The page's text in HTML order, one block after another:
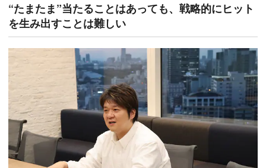
“たまたま”当たることはあっても、戦略的にヒット
を生み出すことは難しい